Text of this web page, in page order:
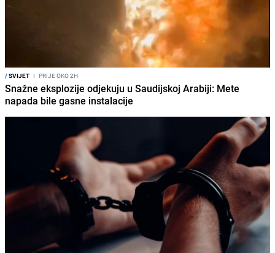
/SVIJET I PRIJE OKO 2H
Snažne eksplozije odjekuju u Saudijskoj Arabiji: Mete
napada bile gasne instalacije